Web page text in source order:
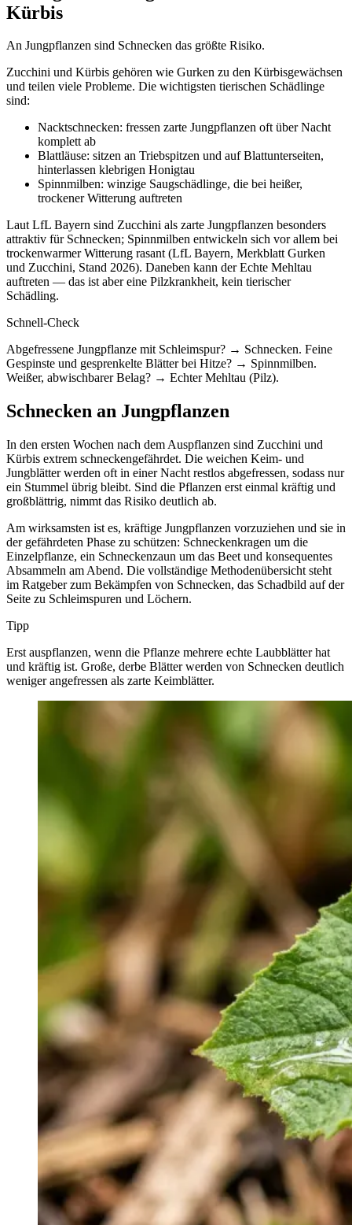
Kürbis
An Jungpflanzen sind Schnecken das größte Risiko.
Zucchini und Kürbis gehören wie Gurken zu den Kürbisgewächsen
und teilen viele Probleme. Die wichtigsten tierischen Schädlinge
sind:
Nacktschnecken: fressen zarte Jungpflanzen oft über Nacht
komplett ab
Blattläuse: sitzen an Triebspitzen und auf Blattunterseiten,
hinterlassen klebrigen Honigtau
Spinnmilben: winzige Saugschädlinge, die bei heißer,
trockener Witterung auftreten
Laut LfL Bayern sind Zucchini als zarte Jungpflanzen besonders
attraktiv für Schnecken; Spinnmilben entwickeln sich vor allem bei
trockenwarmer Witterung rasant (LfL Bayern, Merkblatt Gurken
und Zucchini, Stand 2026). Daneben kann der Echte Mehltau
auftreten — das ist aber eine Pilzkrankheit, kein tierischer
Schädling.
Schnell-Check
Abgefressene Jungpflanze mit Schleimspur? → Schnecken. Feine
Gespinste und gesprenkelte Blätter bei Hitze? → Spinnmilben.
Weißer, abwischbarer Belag? → Echter Mehltau (Pilz).
Schnecken an Jungpflanzen
In den ersten Wochen nach dem Auspflanzen sind Zucchini und
Kürbis extrem schneckengefährdet. Die weichen Keim- und
Jungblätter werden oft in einer Nacht restlos abgefressen, sodass nur
ein Stummel übrig bleibt. Sind die Pflanzen erst einmal kräftig und
großblättrig, nimmt das Risiko deutlich ab.
Am wirksamsten ist es, kräftige Jungpflanzen vorzuziehen und sie in
der gefährdeten Phase zu schützen: Schneckenkragen um die
Einzelpflanze, ein Schneckenzaun um das Beet und konsequentes
Absammeln am Abend. Die vollständige Methodenübersicht steht
im Ratgeber zum Bekämpfen von Schnecken, das Schadbild auf der
Seite zu Schleimspuren und Löchern.
Tipp
Erst auspflanzen, wenn die Pflanze mehrere echte Laubblätter hat
und kräftig ist. Große, derbe Blätter werden von Schnecken deutlich
weniger angefressen als zarte Keimblätter.